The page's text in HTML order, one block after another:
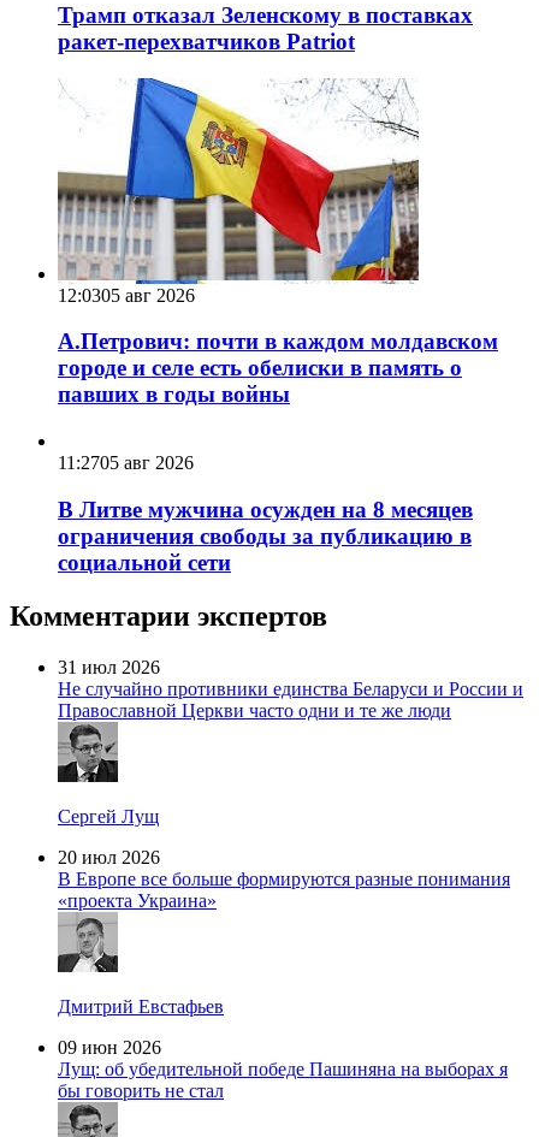
Трамп отказал Зеленскому в поставках
ракет-перехватчиков Patriot
12:0305 авг 2026
А.Петрович: почти в каждом молдавском
городе и селе есть обелиски в память о
павших в годы войны
11:2705 авг 2026
В Литве мужчина осужден на 8 месяцев
ограничения свободы за публикацию в
социальной сети
Комментарии экспертов
31 июл 2026
Не случайно противники единства Беларуси и России и
Православной Церкви часто одни и те же люди
Сергей Лущ
20 июл 2026
В Европе все больше формируются разные понимания
«проекта Украина»
Дмитрий Евстафьев
09 июн 2026
Лущ: об убедительной победе Пашиняна на выборах я
бы говорить не стал